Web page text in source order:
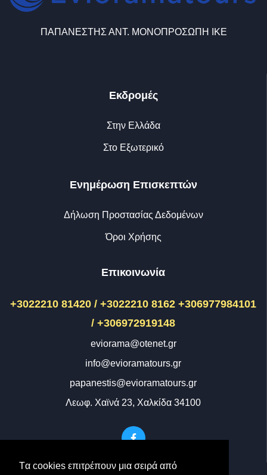
Tα cookies επιτρέπουν μια σειρά από
ΠΑΠΑΝΕΣΤΗΣ ΑΝΤ. ΜΟΝΟΠΡΟΣΩΠΗ ΙΚΕ
Εκδρομές
Στην Ελλάδα
Στο Εξωτερικό
Ενημέρωση Επισκεπτών
Δήλωση Προστασίας Δεδομένων
Όροι Χρήσης
Επικοινωνία
+3022210 81420 / +3022210 8162 +306977984101
/ +306972919148
eviorama@otenet.gr
info@evioramatours.gr
papanestis@evioramatours.gr
Λεωφ. Χαϊνά 23, Χαλκίδα 34100